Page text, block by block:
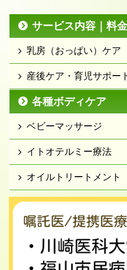
サービス内容｜料
乳房（おっぱい）ケア
産後ケア・育児サポー
各種ボディケア
ベビーマッサージ
イトオテルミー療法
オイルトリートメント